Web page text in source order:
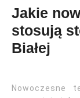
Jakie
stosują
Białej
Nowoczesne